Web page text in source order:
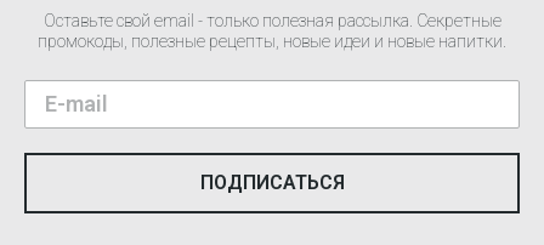
Оставьте свой email - только полезная рассылка. Секретные
промокоды, полезные рецепты, новые идеи и новые напитки.